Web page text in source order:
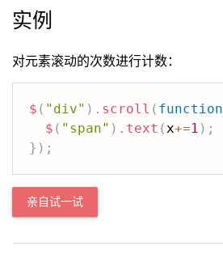
实例
对元素滚动的次数进行计数：
$ ( "div" ) . scroll ( function
$ ( "span" ) . text (x+=1 ) ;
} ) ;
亲自试一试